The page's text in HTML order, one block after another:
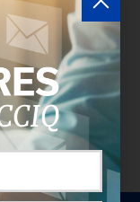
d’une
via leur espace
le
les
Vous n'êtes
membre!